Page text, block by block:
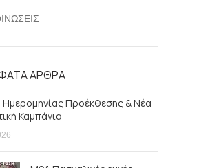
ΑΡΘΡΑ
Ημερομηνίας Προέκθεσης & Νέα
Καμπάνια